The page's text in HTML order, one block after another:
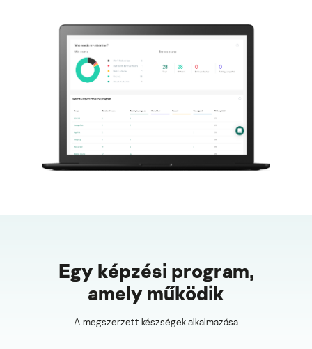
Egy képzési program,
amely működik
A megszerzett készségek alkalmazása